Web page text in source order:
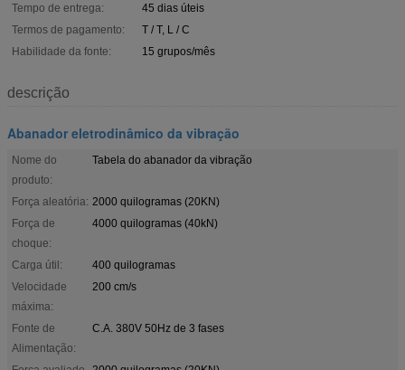
Tempo de entrega:
45 dias úteis
Termos de pagamento:
T / T, L / C
Habilidade da fonte:
15 grupos/mês
descrição
Abanador eletrodinâmico da vibração
Nome do
produto:
Tabela do abanador da vibração
Força aleatória: 2000 quilogramas (20KN)
Força de
choque:
4000 quilogramas (40kN)
Carga útil:
400 quilogramas
Velocidade
máxima:
200 cm/s
Fonte de
Alimentação:
C.A. 380V 50Hz de 3 fases